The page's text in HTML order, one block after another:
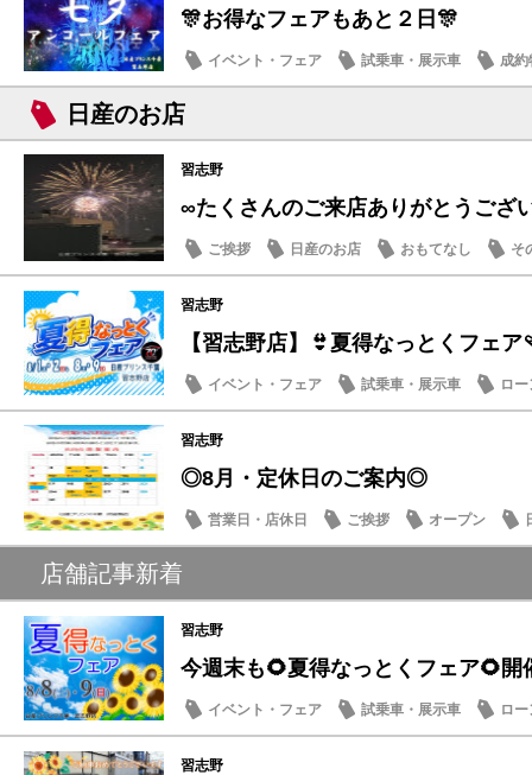
🎊お得なフェアもあと２日🎊
イベント・フェア 試乗車・展示車
成約
メンテナンス商品
日産のお店
習志野
∞たくさんのご来店ありがとうござ
ご挨拶 日産のお店 おもてなし そ
習志野
【習志野店】👙夏得なっとくフェ
イベント・フェア 試乗車・展示車
ロー
日産のお店
習志野
◎8月・定休日のご案内◎
営業日・店休日 ご挨拶 オープン
店舗記事新着
習志野
今週末も🌻夏得なっとくフェア🌻開
イベント・フェア 試乗車・展示車
ロー
営業日・店休日
習志野